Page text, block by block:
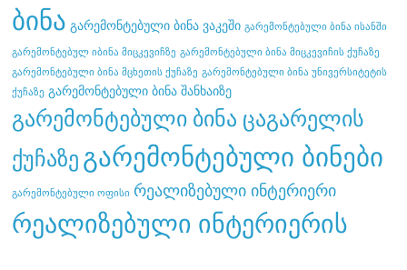
ბინა გარემონტებული ბინა ვაკეში გარემონტებული ბინა ისანში
გარემონტებულ იბინა მიცკევიჩზე გარემონტებული ბინა მიცკევიჩის ქუჩაზე
გარემონტებული ბინა მცხეთის ქუჩაზე გარემონტებული ბინა უნივერსიტეტის
ქუჩაზე გარემონტებული ბინა შანხაიზე
გარემონტებული ბინა ცაგარელის
ქუჩაზეგარემონტებული ბინები
გარემონტებული ოფისი რეალიზებული ინტერიერი
რეალიზებული ინტერიერის